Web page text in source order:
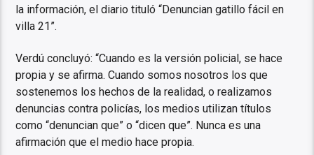
la información, el diario tituló “Denuncian gatillo fácil en
villa 21”.
Verdú concluyó: “Cuando es la versión policial, se hace
propia y se afirma. Cuando somos nosotros los que
sostenemos los hechos de la realidad, o realizamos
denuncias contra policías, los medios utilizan títulos
como “denuncian que” o “dicen que”. Nunca es una
afirmación que el medio hace propia.